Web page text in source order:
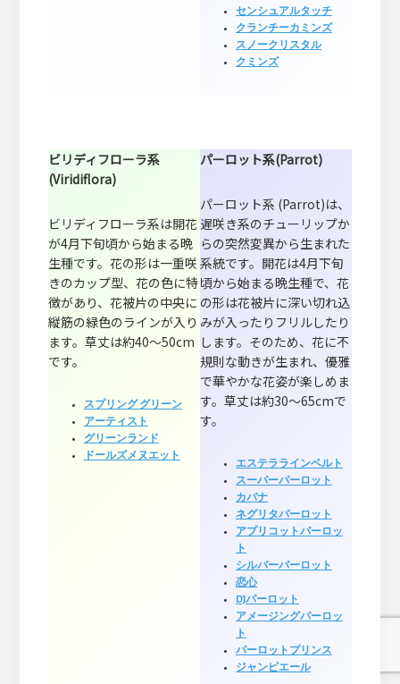
センシュアルタッチ
クランチーカミンズ
スノークリスタル
クミンズ
ビリディフローラ系
(Viridiflora)
ビリディフローラ系は開花
が4月下旬頃から始まる晩
生種です。花の形は一重咲
きのカップ型、花の色に特
徴があり、花被片の中央に
縦筋の緑色のラインが入り
ます。草丈は約40～50cm
です。
スプリング グリーン
アーティスト
グリーンランド
ドールズメヌエット
パーロット系(Parrot)
パーロット系 (Parrot)は、
遅咲き系のチューリップか
らの突然変異から生まれた
系統です。開花は4月下旬
頃から始まる晩生種で、花
の形は花被片に深い切れ込
みが入ったりフリルしたり
します。そのため、花に不
規則な動きが生まれ、優雅
で華やかな花姿が楽しめま
す。草丈は約30～65cmで
す。
エステララインベルト
スーパーパーロット
カバナ
ネグリタパーロット
アプリコットパーロッ
ト
シルバーパーロット
恋心
DJパーロット
アメージングパーロッ
ト
パーロットプリンス
ジャンピエール